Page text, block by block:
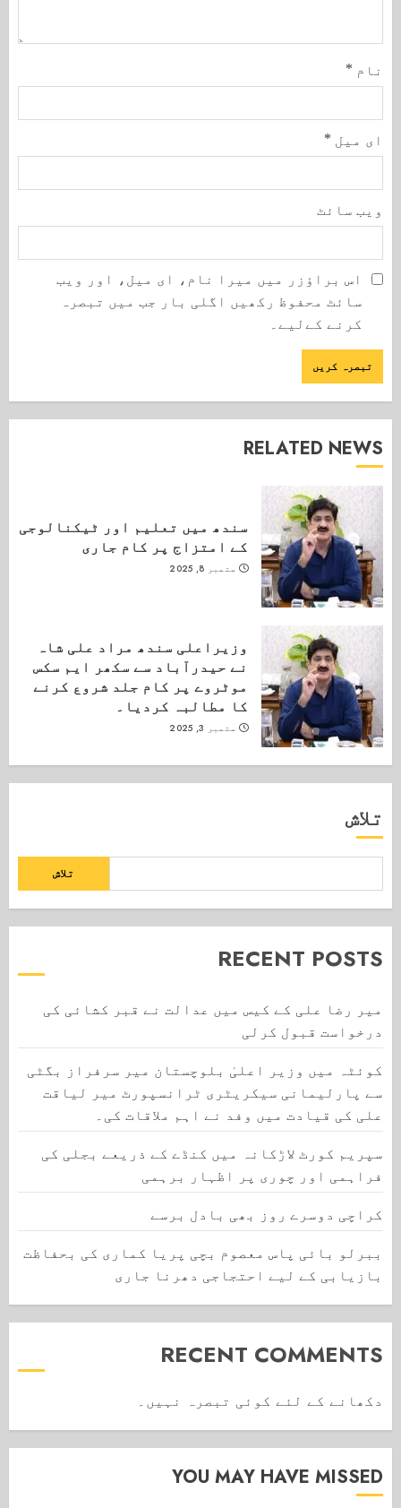
نام *
ای میل *
ویب‌ سائٹ
اس براؤزر میں میرا نام، ای میل، اور ویب
سائٹ محفوظ رکھیں اگلی بار جب میں تبصرہ
کرنے کےلیے۔
RELATED NEWS
سندھ میں تعلیم اور ٹیکنالوجی
کے امتزاج پر کام جاری
ستمبر 8, 2025
وزیراعلی سندھ مراد علی شاہ
نے حیدرآباد سے سکھر ایم سکس
موٹروے پر کام جلد شروع کرنے
کا مطالبہ کردیا۔
ستمبر 3, 2025
تلاش
تلاش
RECENT POSTS
میر رضا علی کے کیس میں عدالت نے قبر کشائی کی
درخواست قبول کرلی
کوئٹہ میں وزیر اعلیٰ بلوچستان میر سرفراز بگٹی
سے پارلیمانی سیکریٹری ٹرانسپورٹ میر لیاقت
علی کی قیادت میں وفد نے اہم ملاقات کی۔
سپریم کورٹ لاڑکانہ میں کنڈے کے ذریعے بجلی کی
فراہمی اور چوری پر اظہار برہمی
کراچی دوسرے روز بھی بادل برسے
ببرلو بائی پاس معصوم بچی پریا کماری کی بحفاظت
بازیابی کے لیے احتجاجی دھرنا جاری
RECENT COMMENTS
دکھانے کے لئے کوئی تبصرہ نہیں۔
YOU MAY HAVE MISSED